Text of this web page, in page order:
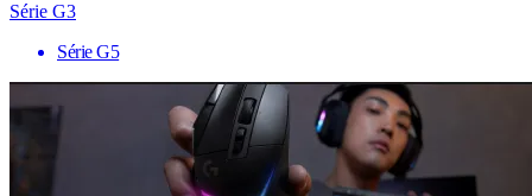
Série G3
Série G5